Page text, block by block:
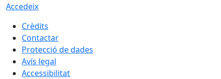
Accedeix
Crèdits
Contactar
Protecció de dades
Avís legal
Accessibilitat